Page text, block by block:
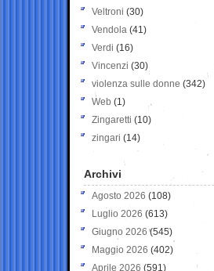
Veltroni (30)
Vendola (41)
Verdi (16)
Vincenzi (30)
violenza sulle donne (342)
Web (1)
Zingaretti (10)
zingari (14)
Archivi
Agosto 2026 (108)
Luglio 2026 (613)
Giugno 2026 (545)
Maggio 2026 (402)
Aprile 2026 (591)